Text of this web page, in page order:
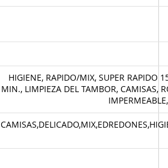
HIGIENE, RAPIDO/MIX, SUPER RAPIDO
MIN., LIMPIEZA DEL TAMBOR, CAMISAS,